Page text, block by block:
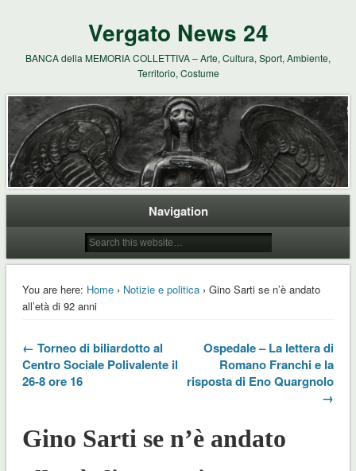
Vergato News 24
BANCA della MEMORIA COLLETTIVA – Arte, Cultura, Sport, Ambiente,
Territorio, Costume
Navigation
You are here: Home› Notizie e politica› Gino Sarti se n’è andato
all’età di 92 anni
← Torneo di biliardotto al
Centro Sociale Polivalente il
26-8 ore 16
Ospedale – La lettera di
Romano Franchi e la
risposta di Eno Quargnolo
→
Gino Sarti se n’è andato